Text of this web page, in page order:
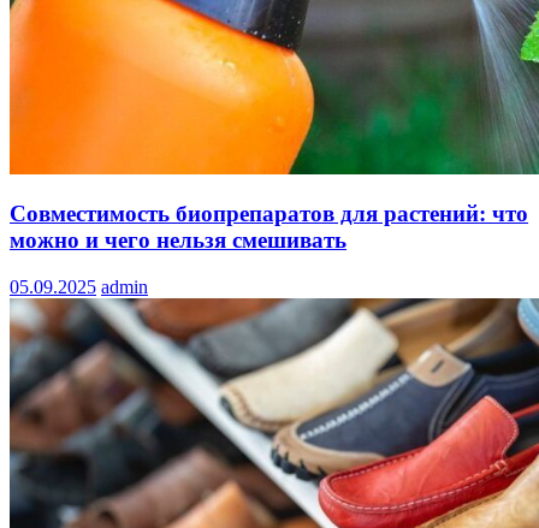
Совместимость биопрепаратов для растений: что
можно и чего нельзя смешивать
05.09.2025 admin